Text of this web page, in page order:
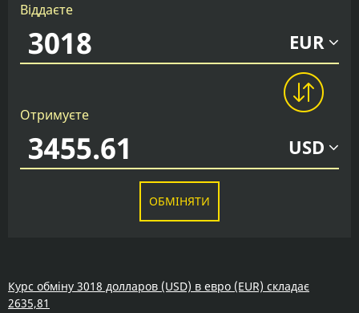
Віддаєте
EUR
Отримуєте
USD
ОБМІНЯТИ
Курс обміну 3018 долларов (USD) в евро (EUR) складає
2635,81